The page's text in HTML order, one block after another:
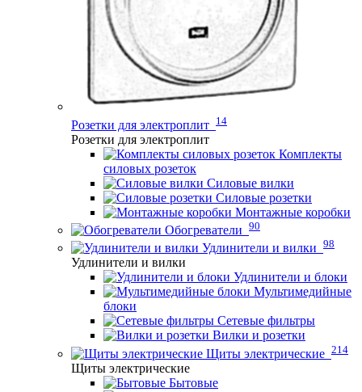
Розетки для электроплит 14
Розетки для электроплит
Комплекты
силовых розеток
Силовые вилки
Силовые розетки
Монтажные коробки
Обогреватели 90
Удлинители и вилки 98
Удлинители и вилки
Удлинители и блоки
Мультимедийные
блоки
Сетевые фильтры
Вилки и розетки
Щиты электрические 214
Щиты электрические
Бытовые